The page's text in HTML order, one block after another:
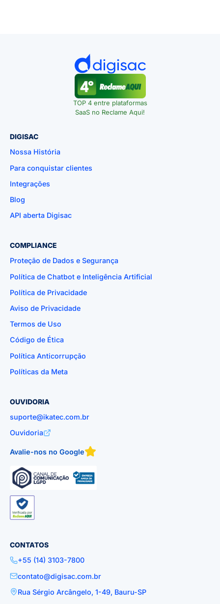
TOP 4 entre plataformas
SaaS no Reclame Aqui!
DIGISAC
Nossa História
Para conquistar clientes
Integrações
Blog
API aberta Digisac
COMPLIANCE
Proteção de Dados e Segurança
Política de Chatbot e Inteligência Artificial
Política de Privacidade
Aviso de Privacidade
Termos de Uso
Código de Ética
Política Anticorrupção
Políticas da Meta
OUVIDORIA
suporte@ikatec.com.br
Ouvidoria
Avalie-nos no Google
CONTATOS
+55 (14) 3103-7800
contato@digisac.com.br
Rua Sérgio Arcângelo, 1-49, Bauru-SP